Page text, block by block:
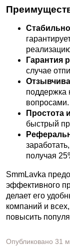
Гарантия
случае
поддержка
вопросами.
Простота
быстрый
получая
SmmLavka
эффективного
делает его
компаний и
повысить
Опубликовано 31